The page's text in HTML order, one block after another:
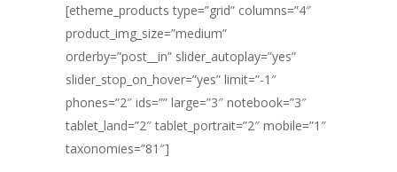
[etheme_products type=”grid” columns=”4″
product_img_size=”medium”
orderby=”post__in” slider_autoplay=”yes”
slider_stop_on_hover=”yes” limit=”-1″
phones=”2″ ids=”” large=”3″ notebook=”3″
tablet_land=”2″ tablet_portrait=”2″ mobile=”1″
taxonomies=”81″]